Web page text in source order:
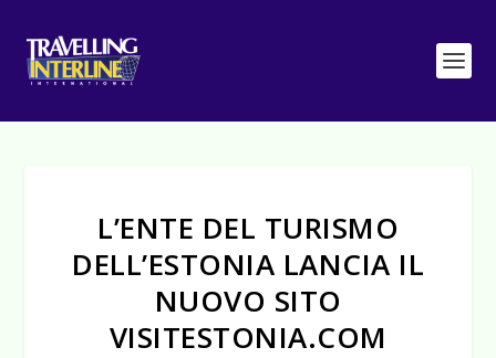
L’ENTE DEL TURISMO
DELL’ESTONIA LANCIA IL
NUOVO SITO
VISITESTONIA.COM